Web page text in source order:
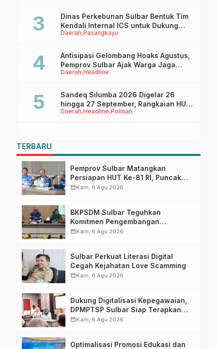
Daerah Pasangkayu
Dinas Perkebunan Sulbar Bentuk Tim
Kendali Internal ICS untuk Dukung
Sertifikasi ISPO Pekebun di
Daerah Headline
Antisipasi Gelombang Hoaks Agustus,
Pemprov Sulbar Ajak Warga Jaga
Ruang Digital
Daerah Headline Polman
Sandeq Silumba 2026 Digelar 26
hingga 27 September, Rangkaian HUT
Sulbar
TERBARU
Pemprov Sulbar Matangkan
Persiapan HUT Ke-81 RI, Puncak
Upacara di Lapangan Ahmad
calendar_monthKam, 6 Agu 2026
BKPSDM Sulbar Teguhkan
Komitmen Pengembangan
Kompetensi ASN melalui
calendar_monthKam, 6 Agu 2026
Sulbar Perkuat Literasi Digital
Cegah Kejahatan Love Scamming
calendar_monthKam, 6 Agu 2026
Dukung Digitalisasi Kepegawaian,
DPMPTSP Sulbar Siap Terapkan
Aplikasi FLEKSI ASN
calendar_monthKam, 6 Agu 2026
Optimalisasi Promosi Edukasi dan